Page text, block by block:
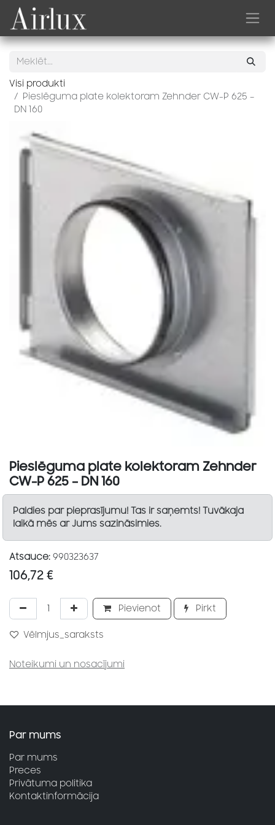
Skip to Content
Visi produkti
Pieslēguma plate kolektoram Zehnder CW-P 625 –
DN 160
Pieslēguma plate kolektoram Zehnder
CW-P 625 – DN 160
Paldies par pieprasījumu! Tas ir saņemts! Tuvākaja
laikā mēs ar Jums sazināsimies.
Atsauce: 990323637
106,72 €
Pievienot Pirkt
Vēlmjus_saraksts
Noteikumi un nosacījumi
Par mums
Par mums
Preces
Privātuma politika
Kontaktinformācija